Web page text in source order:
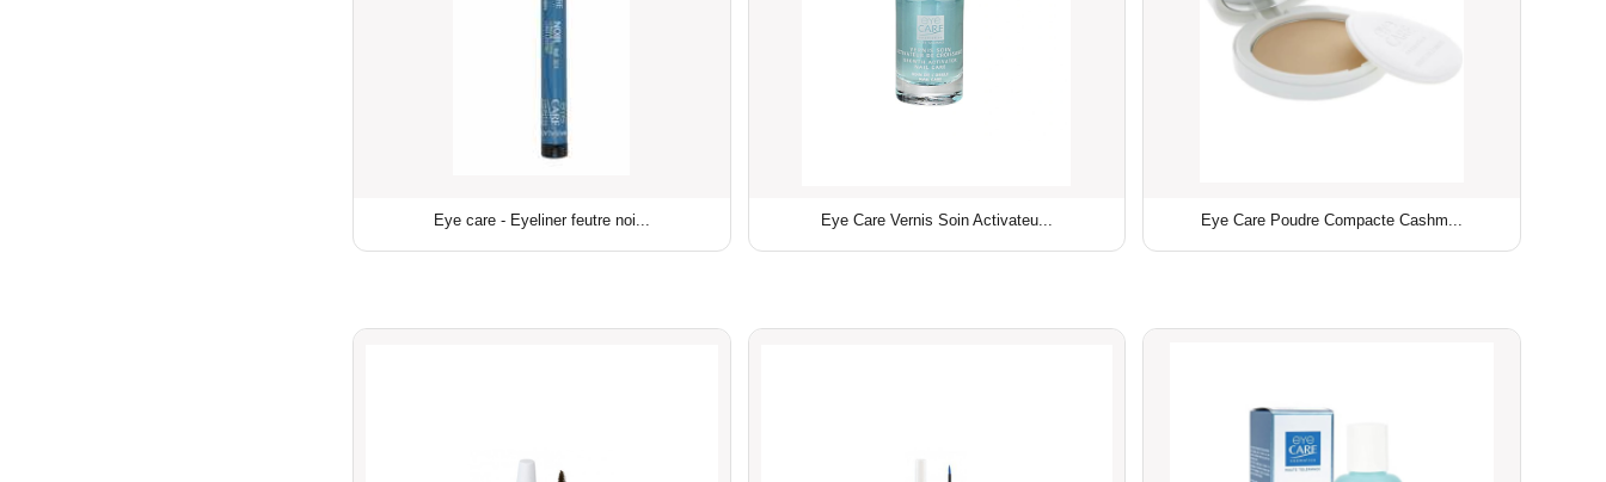
Eye care - Eyeliner feutre noi... Eye Care Vernis Soin Activateu... Eye Care Poudre Compacte Cashm...